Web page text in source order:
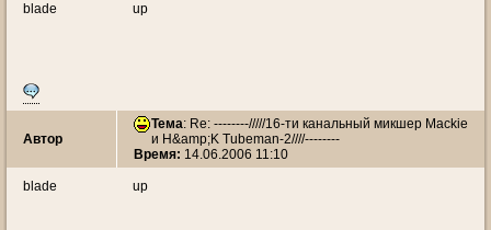
blade up
Автор
Тема: Re: --------/////16-ти канальный микшер Mackie
и H&amp;K Tubeman-2////--------
Время: 14.06.2006 11:10
blade up